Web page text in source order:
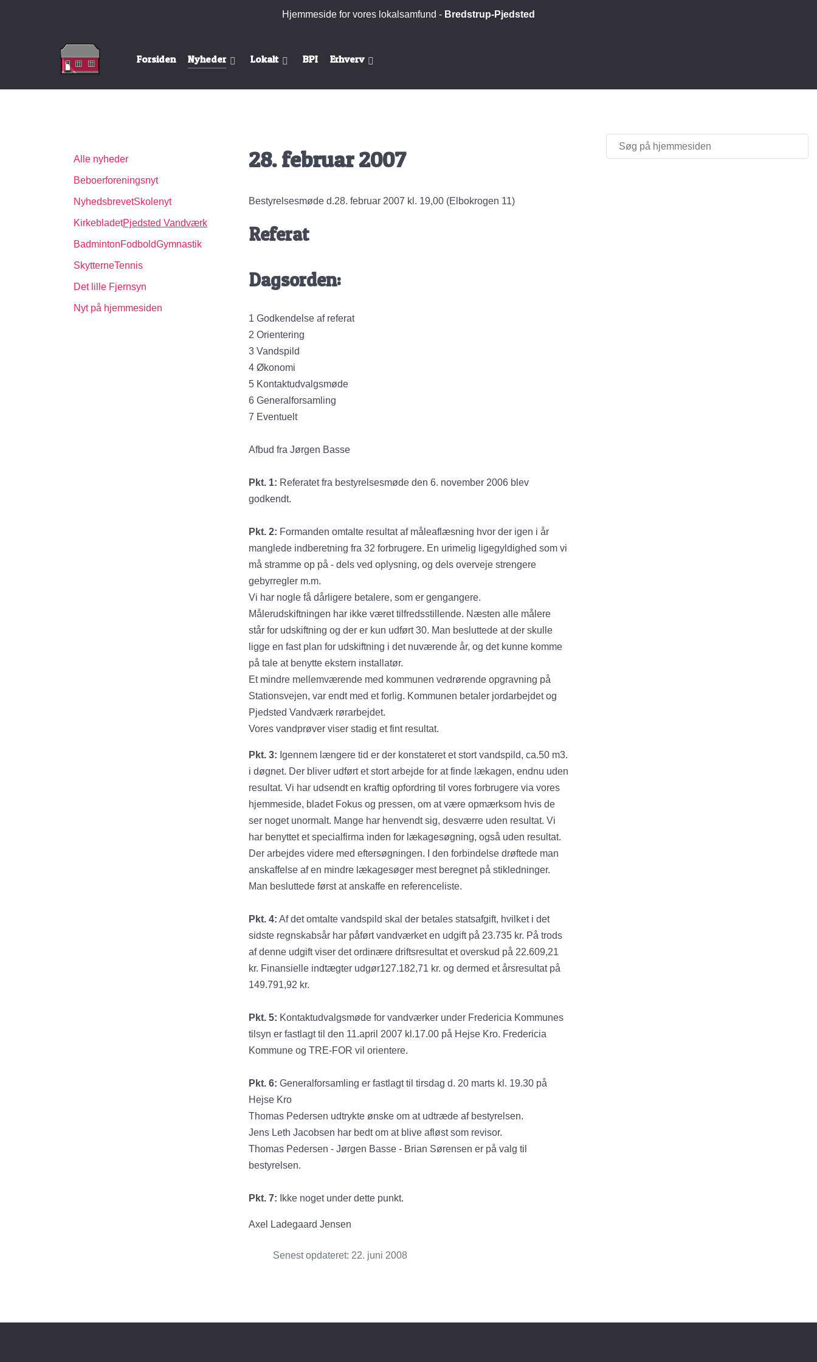
Hjemmeside for vores lokalsamfund - Bredstrup-Pjedsted
Forsiden Nyheder Lokalt BPI Erhverv
Alle nyheder
Beboerforeningsnyt
NyhedsbrevetSkolenyt
KirkebladetPjedsted Vandværk
BadmintonFodboldGymnastik
SkytterneTennis
Det lille Fjernsyn
Nyt på hjemmesiden
28. februar 2007
Bestyrelsesmøde d.28. februar 2007 kl. 19,00 (Elbokrogen 11)
Referat
Dagsorden:
1 Godkendelse af referat
2 Orientering
3 Vandspild
4 Økonomi
5 Kontaktudvalgsmøde
6 Generalforsamling
7 Eventuelt
Afbud fra Jørgen Basse
Pkt. 1: Referatet fra bestyrelsesmøde den 6. november 2006 blev
godkendt.
Pkt. 2: Formanden omtalte resultat af måleaflæsning hvor der igen i år
manglede indberetning fra 32 forbrugere. En urimelig ligegyldighed som vi
må stramme op på - dels ved oplysning, og dels overveje strengere
gebyrregler m.m.
Vi har nogle få dårligere betalere, som er gengangere.
Målerudskiftningen har ikke været tilfredsstillende. Næsten alle målere
står for udskiftning og der er kun udført 30. Man besluttede at der skulle
ligge en fast plan for udskiftning i det nuværende år, og det kunne komme
på tale at benytte ekstern installatør.
Et mindre mellemværende med kommunen vedrørende opgravning på
Stationsvejen, var endt med et forlig. Kommunen betaler jordarbejdet og
Pjedsted Vandværk rørarbejdet.
Vores vandprøver viser stadig et fint resultat.
Pkt. 3: Igennem længere tid er der konstateret et stort vandspild, ca.50 m3.
i døgnet. Der bliver udført et stort arbejde for at finde lækagen, endnu uden
resultat. Vi har udsendt en kraftig opfordring til vores forbrugere via vores
hjemmeside, bladet Fokus og pressen, om at være opmærksom hvis de
ser noget unormalt. Mange har henvendt sig, desværre uden resultat. Vi
har benyttet et specialfirma inden for lækagesøgning, også uden resultat.
Der arbejdes videre med eftersøgningen. I den forbindelse drøftede man
anskaffelse af en mindre lækagesøger mest beregnet på stikledninger.
Man besluttede først at anskaffe en referenceliste.
Pkt. 4: Af det omtalte vandspild skal der betales statsafgift, hvilket i det
sidste regnskabsår har påført vandværket en udgift på 23.735 kr. På trods
af denne udgift viser det ordinære driftsresultat et overskud på 22.609,21
kr. Finansielle indtægter udgør127.182,71 kr. og dermed et årsresultat på
149.791,92 kr.
Pkt. 5: Kontaktudvalgsmøde for vandværker under Fredericia Kommunes
tilsyn er fastlagt til den 11.april 2007 kl.17.00 på Hejse Kro. Fredericia
Kommune og TRE-FOR vil orientere.
Pkt. 6: Generalforsamling er fastlagt til tirsdag d. 20 marts kl. 19.30 på
Hejse Kro
Thomas Pedersen udtrykte ønske om at udtræde af bestyrelsen.
Jens Leth Jacobsen har bedt om at blive afløst som revisor.
Thomas Pedersen - Jørgen Basse - Brian Sørensen er på valg til
bestyrelsen.
Pkt. 7: Ikke noget under dette punkt.
Axel Ladegaard Jensen
Senest opdateret: 22. juni 2008